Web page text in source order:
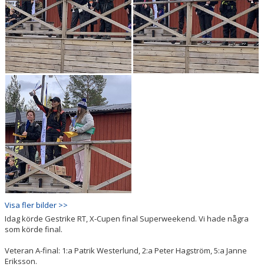
Visa fler bilder >>
Idag körde Gestrike RT, X-Cupen final Superweekend. Vi hade några
som körde final.
Veteran A-final: 1:a Patrik Westerlund, 2:a Peter Hagström, 5:a Janne
Eriksson.